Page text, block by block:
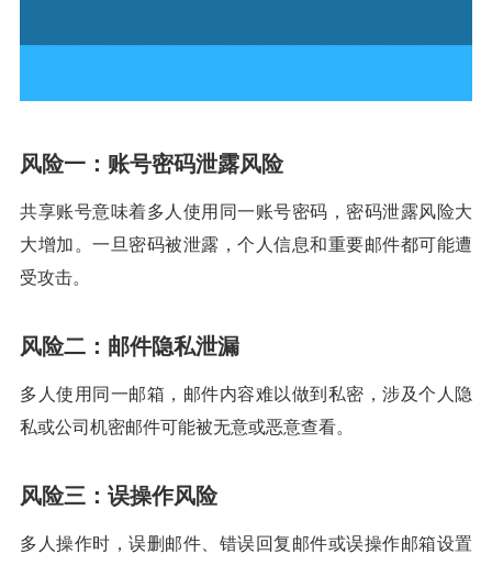
风险一：账号密码泄露风险
共享账号意味着多人使用同一账号密码，密码泄露风险大
大增加。一旦密码被泄露，个人信息和重要邮件都可能遭
受攻击。
风险二：邮件隐私泄漏
多人使用同一邮箱，邮件内容难以做到私密，涉及个人隐
私或公司机密邮件可能被无意或恶意查看。
风险三：误操作风险
多人操作时，误删邮件、错误回复邮件或误操作邮箱设置